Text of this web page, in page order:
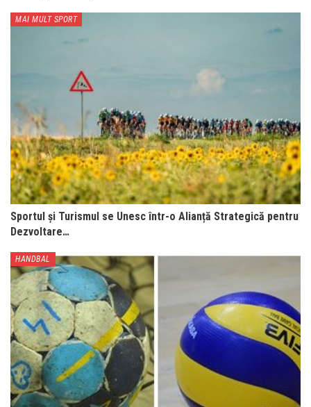
MAI MULT SPORT
Sportul și Turismul se Unesc într-o Alianță Strategică pentru
Dezvoltare…
HANDBAL